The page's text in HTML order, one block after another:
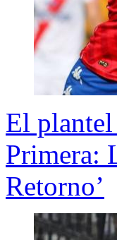
El
Primera:
Retorno’